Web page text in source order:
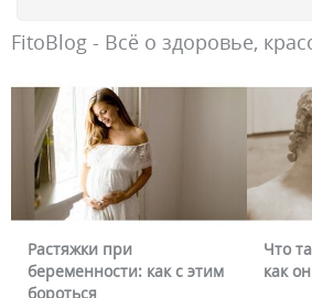
FitoBlog - Всё о здоровье,
Что такое афродизиаки и
как они действуют